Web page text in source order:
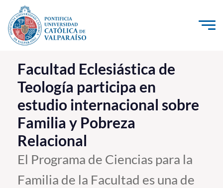
Click acá para ir directamente al contenido
La Universidad
Investigación, Creación e Innovación
PUCV Internacional
Vinculación con el Medio
Admisión
Pregrado
Facultad Eclesiástica de
Teología participa en
estudio internacional sobre
Familia y Pobreza
Relacional
El Programa de Ciencias para la
Familia de la Facultad es una de